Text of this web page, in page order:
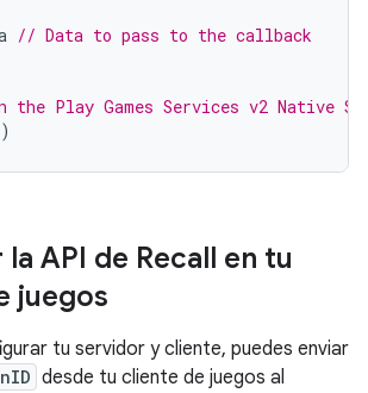
// Data to pass to the callback
the Play Games Services v2 Native
API de Recall en tu
juegos
tu servidor y cliente, puedes enviar
desde tu cliente de juegos al